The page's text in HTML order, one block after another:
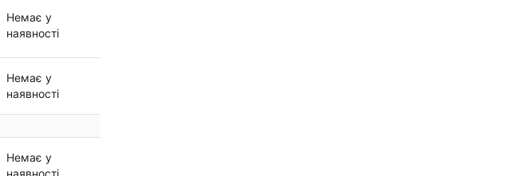
Немає у
наявності
Немає у
наявності
Немає у